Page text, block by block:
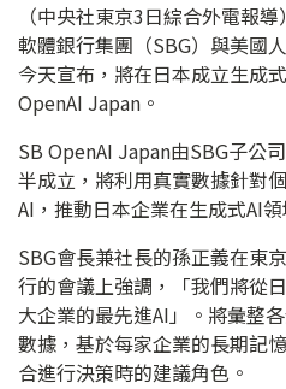
（中央社東京3日綜合外電報
軟體銀行集團（SBG）與美國
今天宣布，將在日本成立生成
OpenAI Japan。
SB OpenAI Japan由SBG子公
半成立，將利用真實數據針對
AI，推動日本企業在生成式AI領
SBG會長兼社長的孫正義在東
行的會議上強調，「我們將從
大企業的最先進AI」。將彙整
數據，基於每家企業的長期記
合進行決策時的建議角色。